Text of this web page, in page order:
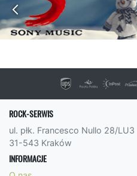
ROCK-SERWIS
ul. płk. Francesco Nullo 28/LU3
31-543 Kraków
INFORMACJE